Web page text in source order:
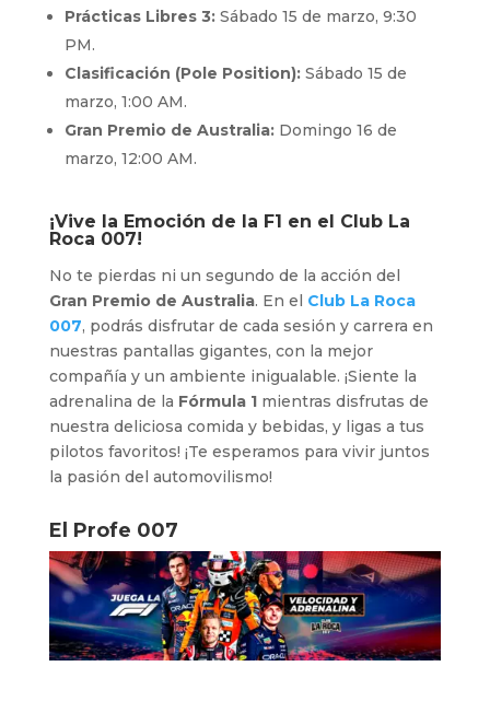
Prácticas Libres 3:Sábado 15 de marzo, 9:30
PM.
Clasificación (Pole Position):Sábado 15 de
marzo, 1:00 AM.
Gran Premio de Australia:Domingo 16 de
marzo, 12:00 AM.
¡Vive la Emoción de la F1 en el Club La
Roca 007!
No te pierdas ni un segundo de la acción del
Gran Premio de Australia. En el Club La Roca
007, podrás disfrutar de cada sesión y carrera en
nuestras pantallas gigantes, con la mejor
compañía y un ambiente inigualable. ¡Siente la
adrenalina de la Fórmula 1mientras disfrutas de
nuestra deliciosa comida y bebidas, y ligas a tus
pilotos favoritos! ¡Te esperamos para vivir juntos
la pasión del automovilismo!
El Profe 007